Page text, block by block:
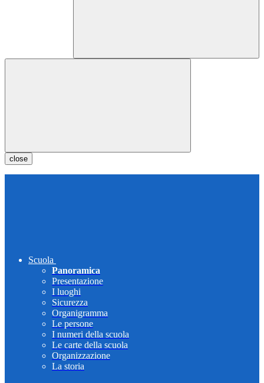
close
Scuola
Panoramica
Presentazione
I luoghi
Sicurezza
Organigramma
Le persone
I numeri della scuola
Le carte della scuola
Organizzazione
La storia